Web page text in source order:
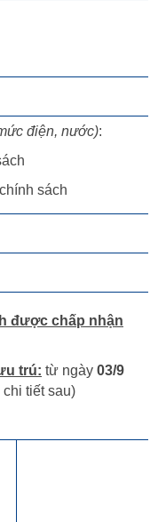
điện, nước):
sách
được chấp nhận
trú: từ ngày 03/9
chi tiết sau)